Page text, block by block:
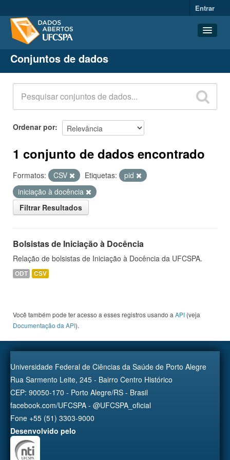
Entrar
Conjuntos de dados
Organizações
Grupos
Sobre
Conjuntos de dados
Ordenar por
1 conjunto de dados encontrado
Formatos: CSV Etiquetas:
pid
iniciação à docência
Filtrar Resultados
Bolsistas de Iniciação à Docência
Relação de bolsistas de Iniciação à Docência da UFCSPA.
ODT CSV
Você também pode ter acesso a esses registros usando a API (veja
Documentação da API).
Universidade Federal de Ciências da Saúde de Porto Alegre
Rua Sarmento Leite, 245 - Bairro Centro Histórico
CEP: 90050-170 - Porto Alegre/RS - Brasil
facebook.com/UFCSPA - @UFCSPA_oficial
Fone +55 (51) 3303-9000
Desenvolvido pelo